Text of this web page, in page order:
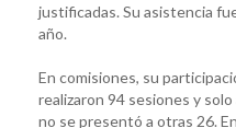
justificadas. Su asistencia
año.
En comisiones, su
realizaron 94 sesiones y
no se presentó a otras 26.